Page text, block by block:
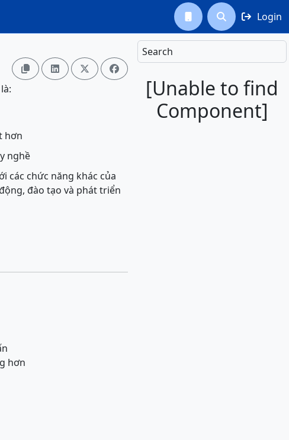
  Login
Search
[Unable to find
Component]
   
hơn
nghề
các chức năng khác của
đào tạo và phát triển
hơn